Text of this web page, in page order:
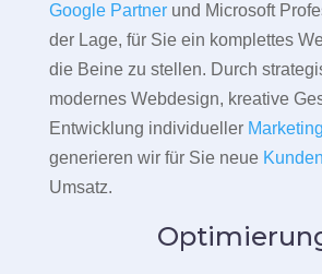
Google Partnerund Microsoft
der Lage, für Sie ein komplettes
die Beine zu stellen. Durch
modernes Webdesign, kreative
Entwicklung individueller Marketing
generieren wir für Sie neue Kunden
Umsatz.